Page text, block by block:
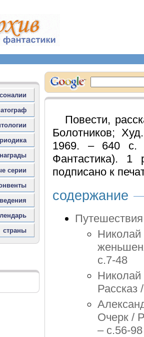
Повести,
Болотников;
1969. – 640 с.
Фантастика).
подписано к
содержание
Николай
с.7-48
Рассказ
Очерк /
– с.56-98